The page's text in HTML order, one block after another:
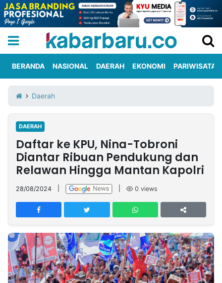
Iklan
Berita
Kami
Nasional
International
Olahraga
Entertainment
Daerah
Pariwisata
Kuliner
Kolom
Network
PT
TREETAN
INDONESIA
Partner
BERANDA NASIONAL DAERAH EKONOMI PARIWISATA
Daerah
DAERAH
Daftar ke KPU, Nina-Tobroni
Diantar Ribuan Pendukung dan
Relawan Hingga Mantan Kapolri
28/08/2024 0 views